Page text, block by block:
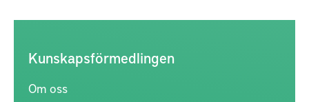
Kunskapsförmedlingen
Om oss